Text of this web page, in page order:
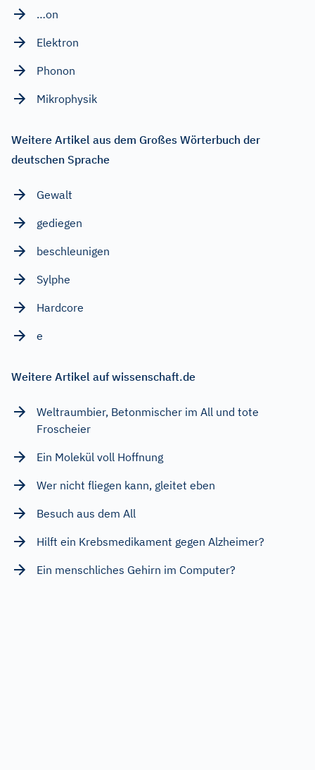
…on
Elektron
Phonon
Mikrophysik
Weitere Artikel aus dem Großes Wörterbuch der
deutschen Sprache
Gewalt
gediegen
beschleunigen
Sylphe
Hardcore
e
Weitere Artikel auf wissenschaft.de
Weltraumbier, Betonmischer im All und tote
Froscheier
Ein Molekül voll Hoffnung
Wer nicht fliegen kann, gleitet eben
Besuch aus dem All
Hilft ein Krebsmedikament gegen Alzheimer?
Ein menschliches Gehirn im Computer?